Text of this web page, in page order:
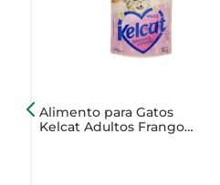
Alimento para Gatos
Kelcat Adultos Frango